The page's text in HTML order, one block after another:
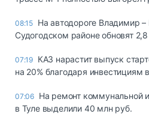
08:15 На автодороге Владимир
Судогодском районе обновят
07:19 КАЗ нарастит выпуск
на 20% благодаря инвестициям
07:06 На ремонт коммунальной
в Туле выделили 40 млн руб.